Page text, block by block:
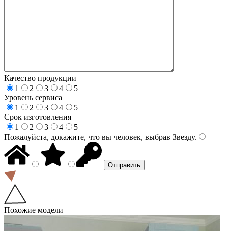
Качество продукции
1
2 3 4
5
Уровень сервиса
1
2 3 4
5
Срок изготовления
1
2 3 4
5
Пожалуйста, докажите, что вы человек, выбрав Звезду.
Похожие модели